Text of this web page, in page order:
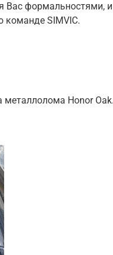
Вас формальностями,
команде SIMVIC.
металлолома Honor Oak.